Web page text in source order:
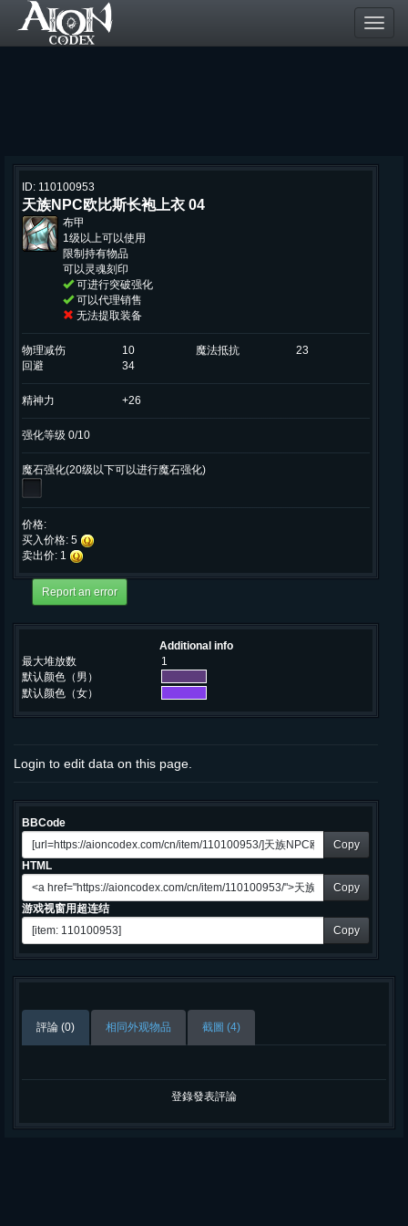
ID: 110100953
天族NPC欧比斯长袍上衣 04
布甲
1级以上可以使用
限制持有物品
可以灵魂刻印
可进行突破强化
可以代理销售
无法提取装备
物理减伤 10 魔法抵抗
23
回避
34
精神力 +26
强化等级 0/10
魔石强化(20级以下可以进行魔石强化)
价格:
买入价格: 5
卖出价: 1
Additional info
最大堆放数
1
默认颜色（男）
默认颜色（女）
Login to edit data on this page.
BBCode
Copy
HTML
Copy
游戏视窗用超连结
Copy
評論 (0) 相同外观物品 截圖 (4)
登錄發表評論